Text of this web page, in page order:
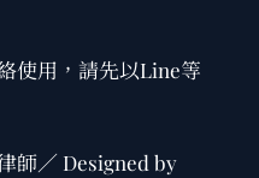
使用，請先以Line等
師／ Designed by